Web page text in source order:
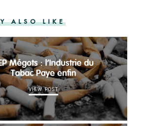
ALSO LIKE
Mégots : l’Industrie du
Tabac Paye enfin
VIEW POST